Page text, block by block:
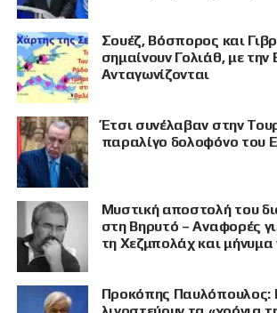
Σουέζ, Βόσπορος και
σημαίνουν Γολιάθ, με
Ανταγωνίζονται
Έτσι συνέλαβαν στην
παραλίγο δολοφόνο του
Μυστική αποστολή του
στη Βηρυτό – Αναφορές
τη Χεζμπολάχ και μήνυμα
Προκόπης Παυλόπουλος: